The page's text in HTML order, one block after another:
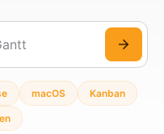
macOS Kanban